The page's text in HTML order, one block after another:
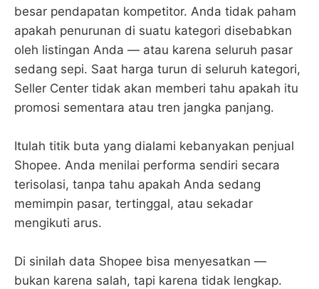
besar pendapatan kompetitor. Anda tidak paham
apakah penurunan di suatu kategori disebabkan
oleh listingan Anda — atau karena seluruh pasar
sedang sepi. Saat harga turun di seluruh kategori,
Seller Center tidak akan memberi tahu apakah itu
promosi sementara atau tren jangka panjang.
Itulah titik buta yang dialami kebanyakan penjual
Shopee. Anda menilai performa sendiri secara
terisolasi, tanpa tahu apakah Anda sedang
memimpin pasar, tertinggal, atau sekadar
mengikuti arus.
Di sinilah data Shopee bisa menyesatkan —
bukan karena salah, tapi karena tidak lengkap.